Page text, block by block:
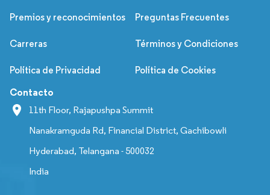
Premios y reconocimientos Preguntas Frecuentes
Carreras Términos y Condiciones
Política de Privacidad Política de Cookies
Contacto
11th Floor, Rajapushpa Summit
Nanakramguda Rd, Financial District, Gachibowli
Hyderabad, Telangana - 500032
India